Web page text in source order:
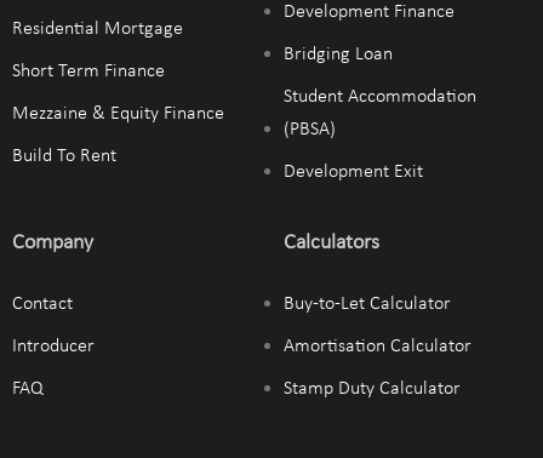
Residential Mortgage
Short Term Finance
Mezzaine & Equity Finance
Build To Rent
Development Finance
Bridging Loan
Student Accommodation
(PBSA)
Development Exit
Company
Contact
Introducer
FAQ
Calculators
Buy-to-Let Calculator
Amortisation Calculator
Stamp Duty Calculator